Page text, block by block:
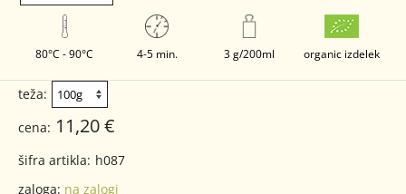
80°C - 90°C 4-5 min. 3 g/200ml organic izdelek
teža:
cena: 11,20 €
šifra artikla: h087
zaloga: na zalogi